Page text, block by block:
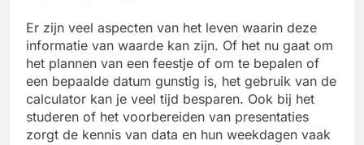
Er zijn veel aspecten van het leven waarin deze
informatie van waarde kan zijn. Of het nu gaat om
het plannen van een feestje of om te bepalen of
een bepaalde datum gunstig is, het gebruik van de
calculator kan je veel tijd besparen. Ook bij het
studeren of het voorbereiden van presentaties
zorgt de kennis van data en hun weekdagen vaak